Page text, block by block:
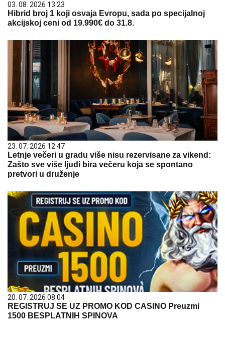
03. 08. 2026 13:23
Hibrid broj 1 koji osvaja Evropu, sada po specijalnoj
akcijskoj ceni od 19.990€ do 31.8.
23. 07. 2026 12:47
Letnje večeri u gradu više nisu rezervisane za vikend:
Zašto sve više ljudi bira večeru koja se spontano
pretvori u druženje
20. 07. 2026 08:04
REGISTRUJ SE UZ PROMO KOD CASINO Preuzmi
1500 BESPLATNIH SPINOVA